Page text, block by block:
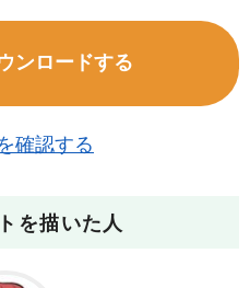
ンロードする
確認する
を描いた人